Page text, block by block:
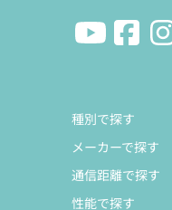
種別で探す
メーカーで探す
通信距離で探す
性能で探す